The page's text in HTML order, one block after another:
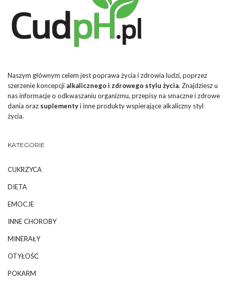
Naszym głównym celem jest poprawa życia i zdrowia ludzi, poprzez
szerzenie koncepcji alkalicznego i zdrowego stylu życia. Znajdziesz u
nas informacje o odkwaszaniu organizmu, przepisy na smaczne i zdrowe
dania oraz suplementyi inne produkty wspierające alkaliczny styl
życia.
KATEGORIE
CUKRZYCA
DIETA
EMOCJE
INNE CHOROBY
MINERAŁY
OTYŁOŚĆ
POKARM